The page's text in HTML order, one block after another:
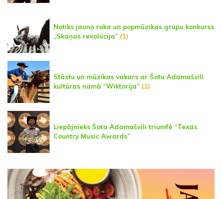
Notiks jauno roka un popmūzikas grupu konkurss
„Skaņas revolūcija” (1)
Stāstu un mūzikas vakars ar Šotu Adamašvili
kultūras namā “Wiktorija” (1)
Liepājnieks Šota Adamašvili triumfē “Texas
Country Music Awards”